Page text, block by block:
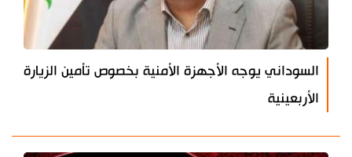
السوداني يوجه الأجهزة الأمنية بخصوص تأمين الزيارة
الأربعينية